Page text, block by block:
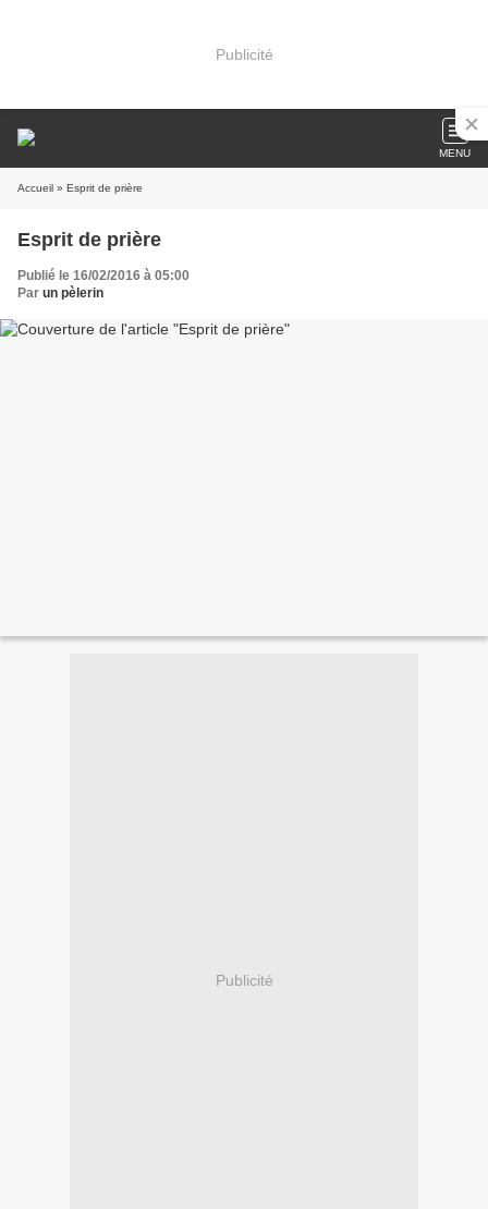
Publicité
MENU
Accueil » Esprit de prière
Esprit de prière
Publié le 16/02/2016 à 05:00
Par un pèlerin
Publicité